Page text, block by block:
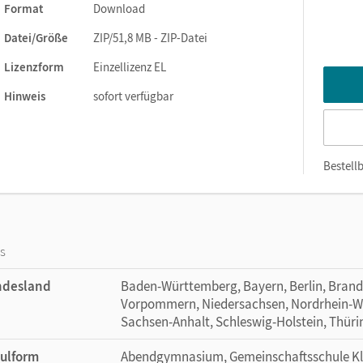
für den Unterricht bieten ein vollständiges
und Kompetenzbereichen individuell angepasst werden
Format
Download
Datei/Größe
ZIP/51,8 MB - ZIP-Datei
Lizenzform
Einzellizenz EL
Hinweis
sofort verfügbar
Baden-Württemberg, Bayern, Berlin,
Vorpommern, Niedersachsen, Nordrhein-
Sachsen-Anhalt, Schleswig-Holstein,
Abendgymnasium, Gemeinschaftsschule